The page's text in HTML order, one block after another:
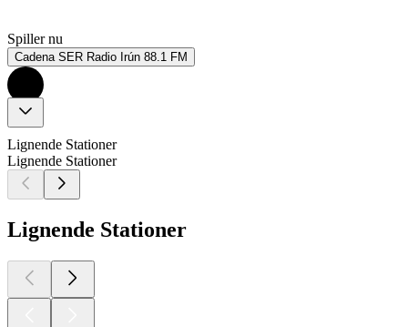
Spiller nu
Cadena SER Radio Irún 88.1 FM
Lignende Stationer
Lignende Stationer
Lignende Stationer